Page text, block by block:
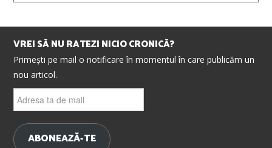
VREI SĂ NU RATEZI NICIO CRONICĂ?
Primești pe mail o notificare în momentul în care publicăm un
nou articol.
ta
mail
ABONEAZĂ-TE